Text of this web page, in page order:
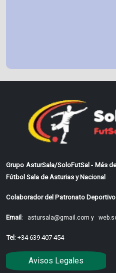
Grupo AsturSala/SoloFutSal - Más
Fútbol Sala de Asturias y Nacional
Colaborador del Patronato Deportivo
Email : astursala@gmail.com y
Tel : +34 639 407 454
Avisos Legales